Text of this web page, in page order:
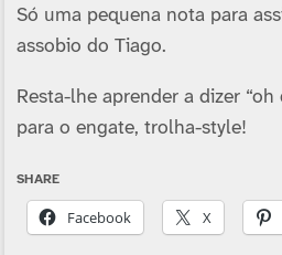
Só uma pequena nota para
assobio do Tiago.
Resta-lhe aprender a dizer
para o engate, trolha-style!
SHARE
Facebook X